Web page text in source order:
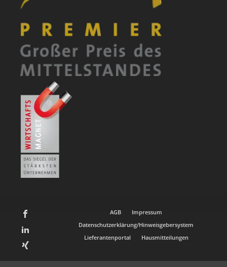
AGB
Impressum
Datenschutzerklärung/Hinweisgebersystem
Lieferantenportal
Hausmitteilungen